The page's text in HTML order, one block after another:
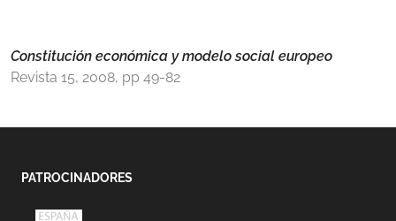
Constitución económica y modelo social europeo
Revista 15, 2008, pp 49-82
PATROCINADORES